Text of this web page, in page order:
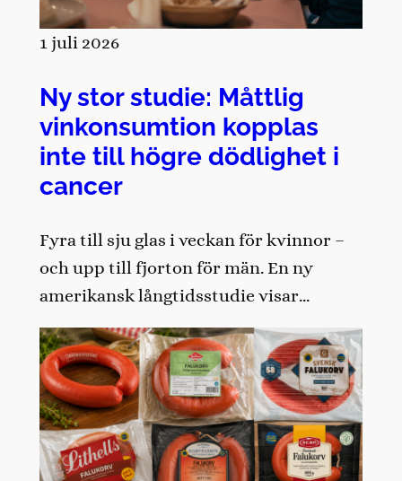
1 juli 2026
Ny stor studie: Måttlig
vinkonsumtion kopplas
inte till högre dödlighet i
cancer
Fyra till sju glas i veckan för kvinnor –
och upp till fjorton för män. En ny
amerikansk långtidsstudie visar…